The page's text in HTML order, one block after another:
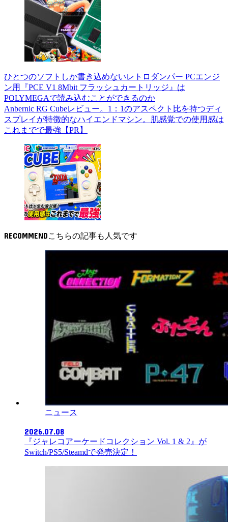
ひとつのソフトしか書き込めないレトロダンパー PCエンジ
ン用『PCE V1 8Mbit フラッシュカートリッジ』は
POLYMEGAで読み込むことができるのか
Anbernic RG Cubeレビュー。1：1のアスペクト比を持つディ
スプレイが特徴的なハイエンドマシン。肌感覚での使用感は
これまでで最強【PR】
RECOMMEND
ニュース
2026.07.08
『ジャレコアーケードコレクション Vol. 1 & 2』が
Switch/PS5/Steamdで発売決定！